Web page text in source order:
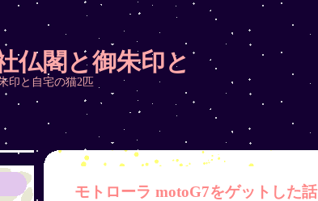
仏閣と御朱印と
印と自宅の猫2匹
モトローラ motoG7をゲットした話